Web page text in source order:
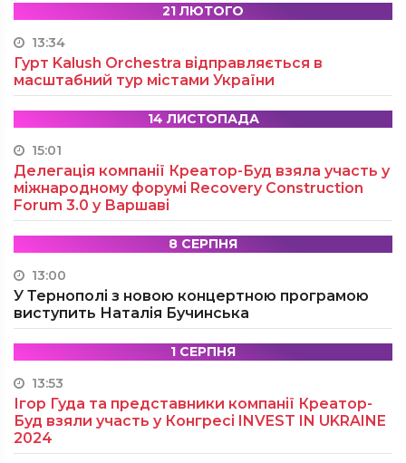
21 ЛЮТОГО
13:34
Гурт Kalush Orchestra відправляється в
масштабний тур містами України
14 ЛИСТОПАДА
15:01
Делегація компанії Креатор-Буд взяла участь у
міжнародному форумі Recovery Construction
Forum 3.0 у Варшаві
8 СЕРПНЯ
13:00
У Тернополі з новою концертною програмою
виступить Наталія Бучинська
1 СЕРПНЯ
13:53
Ігор Гуда та представники компанії Креатор-
Буд взяли участь у Конгресі INVEST IN UKRAINE
2024